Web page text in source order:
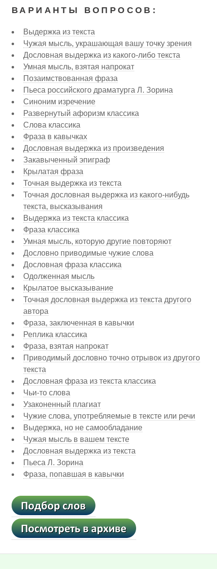
ВАРИАНТЫ ВОПРОСОВ:
Выдержка из текста
Чужая мысль, украшающая вашу точку зрения
Дословная выдержка из какого-либо текста
Умная мысль, взятая напрокат
Позаимствованная фраза
Пьеса российского драматурга Л. Зорина
Синоним изречение
Развернутый афоризм классика
Слова классика
Фраза в кавычках
Дословная выдержка из произведения
Закавыченный эпиграф
Крылатая фраза
Точная выдержка из текста
Точная дословная выдержка из какого-нибудь
текста, высказывания
Выдержка из текста классика
Фраза классика
Умная мысль, которую другие повторяют
Дословно приводимые чужие слова
Дословная фраза классика
Одолженная мысль
Крылатое высказывание
Точная дословная выдержка из текста другого
автора
Фраза, заключенная в кавычки
Реплика классика
Фраза, взятая напрокат
Приводимый дословно точно отрывок из другого
текста
Дословная фраза из текста классика
Чьи-то слова
Узаконенный плагиат
Чужие слова, употребляемые в тексте или речи
Выдержка, но не самообладание
Чужая мысль в вашем тексте
Дословная выдержка из текста
Пьеса Л. Зорина
Фраза, попавшая в кавычки